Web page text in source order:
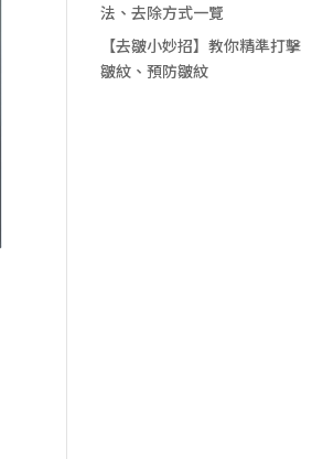
法、去除方式一覽
【去皺小妙招】教你精準打擊
皺紋、預防皺紋